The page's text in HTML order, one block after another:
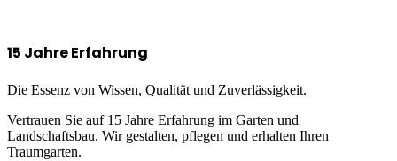
15 Jahre Erfahrung
Die Essenz von Wissen, Qualität und Zuverlässigkeit.
Vertrauen Sie auf 15 Jahre Erfahrung im Garten und
Landschaftsbau. Wir gestalten, pflegen und erhalten Ihren
Traumgarten.